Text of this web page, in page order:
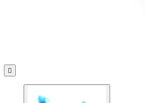
